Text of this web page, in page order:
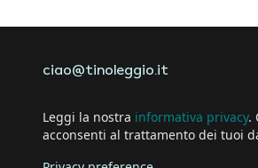
ciao@tinoleggio.it
Leggi la nostra informativa privacy.
acconsenti al trattamento dei tuoi